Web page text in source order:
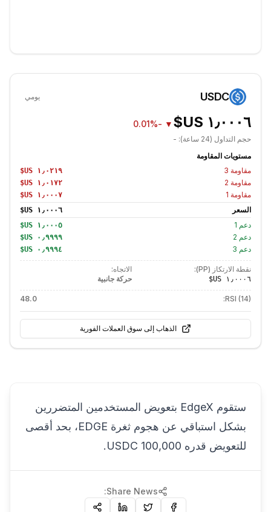
USDC يومي
▼
-0.01%
حجم التداول (24 ساعة):
-
مستويات المقاومة
مقاومة 3
مقاومة 2
مقاومة 1
السعر
دعم 1
دعم 2
دعم 3
نقطة الارتكاز (PP):
الاتجاه:
حركة جانبية
RSI (14):
48.0
الذهاب إلى سوق العملات الفورية
ستقوم EdgeX بتعويض المستخدمين المتضررين
بشكل استباقي عن هجوم ثغرة EDGE، بحد أقصى
للتعويض قدره 100,000 USDC.
Share News: